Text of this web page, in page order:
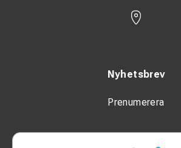
Nyhetsbrev
Prenumerera